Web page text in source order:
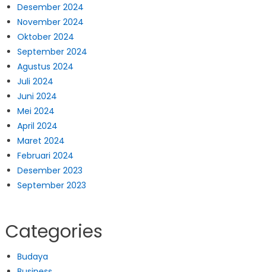
Desember 2024
November 2024
Oktober 2024
September 2024
Agustus 2024
Juli 2024
Juni 2024
Mei 2024
April 2024
Maret 2024
Februari 2024
Desember 2023
September 2023
Categories
Budaya